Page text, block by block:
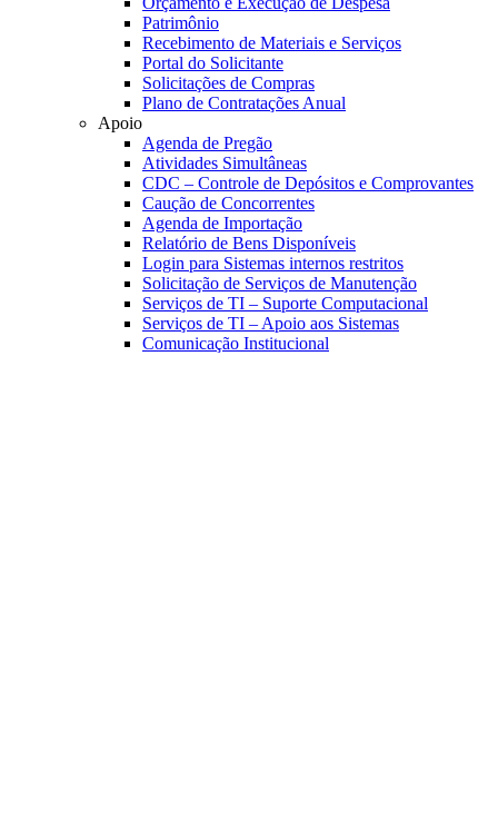
Patrimônio
Recebimento de Materiais e Serviços
Portal do Solicitante
Solicitações de Compras
Plano de Contratações Anual
Apoio
Agenda de Pregão
Atividades Simultâneas
CDC – Controle de Depósitos e Comprovantes
Caução de Concorrentes
Agenda de Importação
Relatório de Bens Disponíveis
Login para Sistemas internos restritos
Solicitação de Serviços de Manutenção
Serviços de TI – Suporte Computacional
Serviços de TI – Apoio aos Sistemas
Comunicação Institucional